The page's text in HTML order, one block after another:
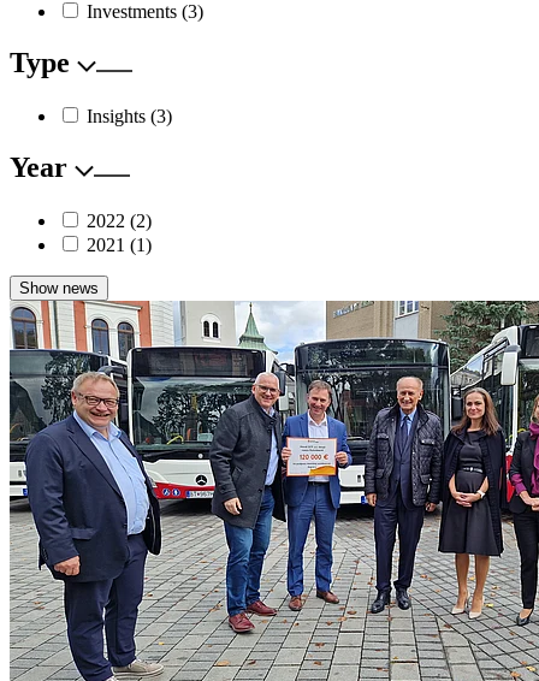
Investments (3)
Type
Insights (3)
Year
2022 (2)
2021 (1)
Show news